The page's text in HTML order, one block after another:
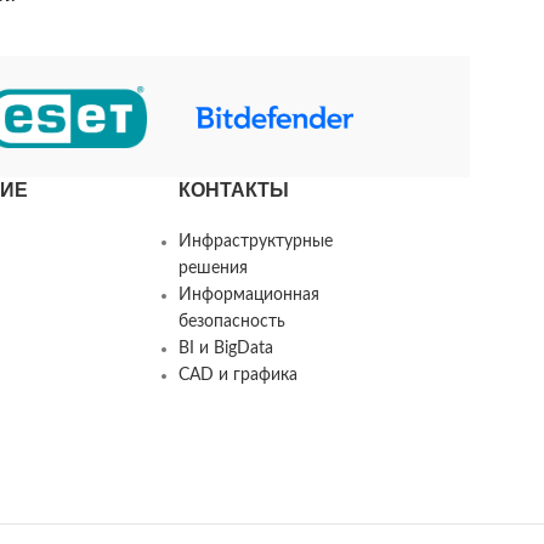
КОНТАКТЫ
Инфраструктурные
решения
Информационная
безопасность
BI и BigData
CAD и графика